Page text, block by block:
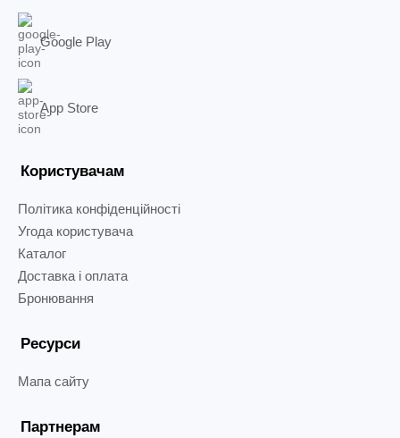
Google Play
App Store
Користувачам
Політика конфіденційності
Угода користувача
Каталог
Доставка і оплата
Бронювання
Ресурси
Мапа сайту
Партнерам